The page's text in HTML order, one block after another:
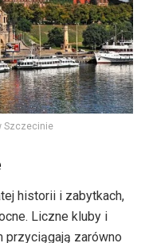
Szczecinie
historii i zabytkach,
Liczne kluby i
przyciągają zarówno